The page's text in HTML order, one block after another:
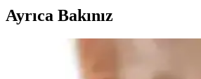
Ayrıca Bakınız
Saç ve Sakal Beyazlıklarını